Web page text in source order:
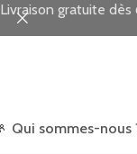
Qui sommes-nous
Livraison gratuite